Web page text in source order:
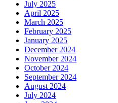
July 2025
April 2025
March 2025
February 2025
January 2025
December 2024
November 2024
October 2024
September 2024
August 2024
July 2024